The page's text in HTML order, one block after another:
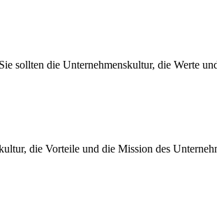
sollten die Unternehmenskultur, die Werte
die Vorteile und die Mission des